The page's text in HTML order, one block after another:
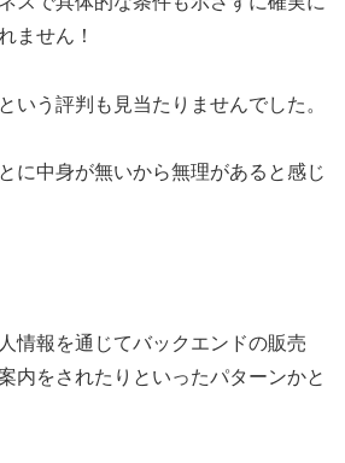
ません！
いう評判も見当たりませんでした。
に中身が無いから無理があると感じ
情報を通じてバックエンドの販売
内をされたりといったパターンかと